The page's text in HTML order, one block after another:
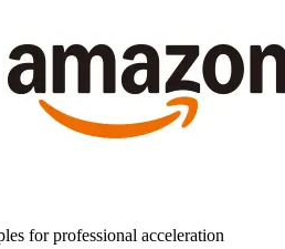
for professional acceleration